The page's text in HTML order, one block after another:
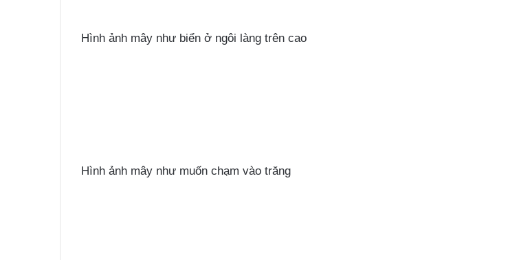
Hình ảnh mây như biển ở ngôi làng trên cao
Hình ảnh mây như muốn chạm vào trăng